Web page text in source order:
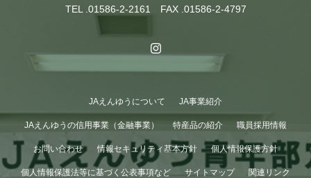
TEL .01586-2-2161 FAX .01586-2-4797
JAえんゆうについて JA事業紹介
JAえんゆうの信用事業（金融事業） 特産品の紹介 職員採用情報
お問い合わせ 情報セキュリティ基本方針 個人情報保護方針
個人情報保護法等に基づく公表事項など サイトマップ 関連リンク